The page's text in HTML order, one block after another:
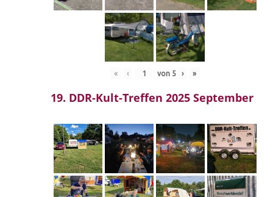
« ‹ von 5 › »
19. DDR-Kult-Treffen 2025 September